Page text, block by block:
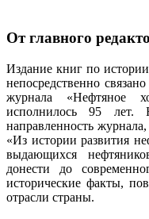
От главного
Издание книг по
непосредственно
журнала «Нефтяное
исполнилось 95 лет.
направленность
«Из истории развития
выдающихся
донести до
исторические факты,
отрасли страны.